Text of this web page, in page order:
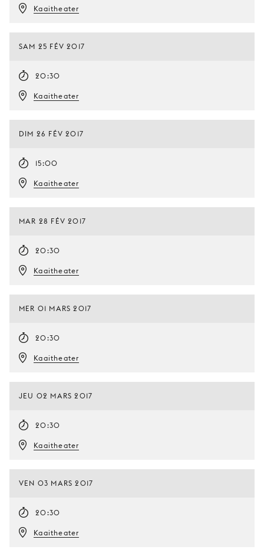
Kaaitheater
SAM 25 FÉV 2017
20:30
Kaaitheater
DIM 26 FÉV 2017
15:00
Kaaitheater
MAR 28 FÉV 2017
20:30
Kaaitheater
MER 01 MARS 2017
20:30
Kaaitheater
JEU 02 MARS 2017
20:30
Kaaitheater
VEN 03 MARS 2017
20:30
Kaaitheater